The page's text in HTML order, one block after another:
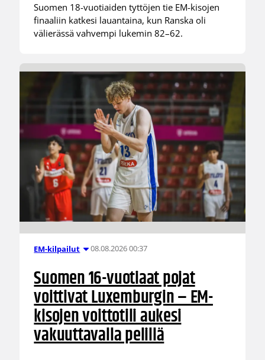
Suomen 18-vuotiaiden tyttöjen tie EM-kisojen
finaaliin katkesi lauantaina, kun Ranska oli
välierässä vahvempi lukemin 82–62.
EM-kilpailut 08.08.2026 00:37
Suomen 16-vuotiaat pojat
voittivat Luxemburgin – EM-
kisojen voittotili aukesi
vakuuttavalla pelillä